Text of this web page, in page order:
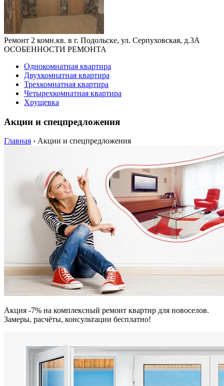
Ремонт 2 комн.кв. в г. Подольске, ул. Серпуховская, д.3А
ОСОБЕННОСТИ РЕМОНТА
Однокомнатная квартира
Двухкомнатная квартира
Трехкомнатная квартира
Четырехкомнатная квартира
Хрущевка
Акции и спецпредложения
Главная › Акции и спецпредложения
Акция -7% на комплексный ремонт квартир для новоселов.
Замеры, расчёты, консультации бесплатно!